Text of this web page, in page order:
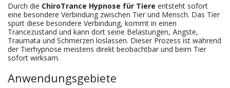
Durch die ChiroTrance Hypnose für Tiere entsteht sofort
eine besondere Verbindung zwischen Tier und Mensch. Das Tier
spürt diese besondere Verbindung, kommt in einen
Trancezustand und kann dort seine Belastungen, Ängste,
Traumata und Schmerzen loslassen. Dieser Prozess ist während
der Tierhypnose meistens direkt beobachtbar und beim Tier
sofort wirksam.
Anwendungsgebiete